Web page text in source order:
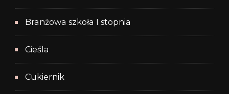
Branżowa szkoła I stopnia
Cieśla
Cukiernik